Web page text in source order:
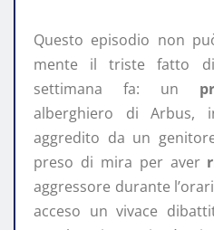
Questo episodio non
mente il triste fatto
settimana fa: un
alberghiero di Arbus,
aggredito da un
preso di mira per aver
aggressore durante
acceso un vivace